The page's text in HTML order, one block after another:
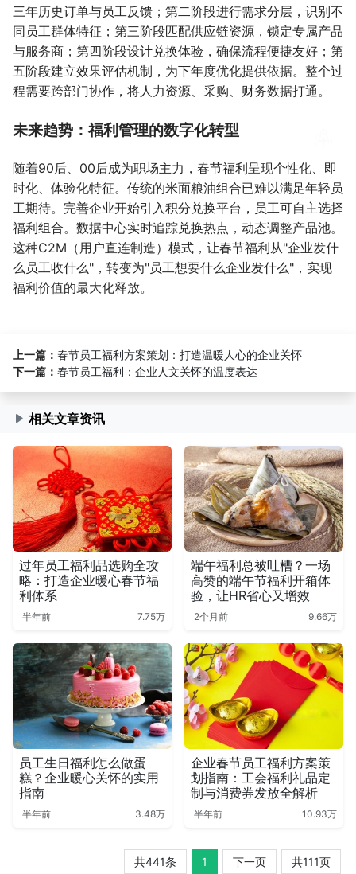
三年历史订单与员工反馈；第二阶段进行需求分层，识别不
同员工群体特征；第三阶段匹配供应链资源，锁定专属产品
与服务商；第四阶段设计兑换体验，确保流程便捷友好；第
五阶段建立效果评估机制，为下年度优化提供依据。整个过
程需要跨部门协作，将人力资源、采购、财务数据打通。
未来趋势：福利管理的数字化转型
随着90后、00后成为职场主力，春节福利呈现个性化、即
时化、体验化特征。传统的米面粮油组合已难以满足年轻员
工期待。完善企业开始引入积分兑换平台，员工可自主选择
福利组合。数据中心实时追踪兑换热点，动态调整产品池。
这种C2M（用户直连制造）模式，让春节福利从"企业发什
么员工收什么"，转变为"员工想要什么企业发什么"，实现
福利价值的最大化释放。
上一篇： 春节员工福利方案策划：打造温暖人心的企业关怀
下一篇： 春节员工福利：企业人文关怀的温度表达
相关文章资讯
过年员工福利品选购全攻
略：打造企业暖心春节福
利体系
半年前 7.75万
端午福利总被吐槽？一场
高赞的端午节福利开箱体
验，让HR省心又增效
2个月前 9.66万
员工生日福利怎么做蛋
糕？企业暖心关怀的实用
指南
半年前 3.48万
企业春节员工福利方案策
划指南：工会福利礼品定
制与消费券发放全解析
半年前 10.93万
共441条 1 下一页 共111页